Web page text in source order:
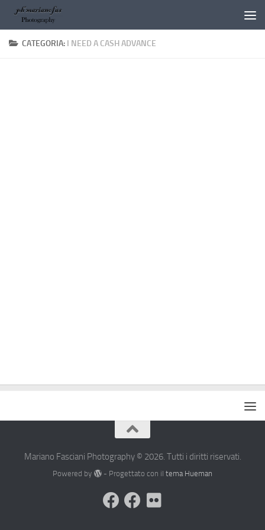
Salta al contenuto
CATEGORIA: I NEED A CASH ADVANCE
Mariano Fasciani Photography © 2026. Tutti i diritti riservati.
Powered by - Progettato con il tema Hueman